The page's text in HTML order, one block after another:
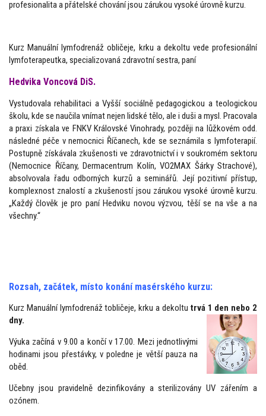
profesionalita a přátelské chování jsou zárukou vysoké úrovně kurzu.
Kurz Manuální lymfodrenáž obličeje, krku a dekoltu vede profesionální
lymfoterapeutka, specializovaná zdravotní sestra, paní
Hedvika Voncová DiS.
Vystudovala rehabilitaci a Vyšší sociálně pedagogickou a teologickou
školu, kde se naučila vnímat nejen lidské tělo, ale i duši a mysl. Pracovala
a praxi získala ve FNKV Královské Vinohrady, později na lůžkovém odd.
následné péče v nemocnici Říčanech, kde se seznámila s lymfoterapií.
Postupně získávala zkušenosti ve zdravotnictví i v soukromém sektoru
(Nemocnice Říčany, Dermacentrum Kolín, VO2MAX Šárky Strachové),
absolvovala řadu odborných kurzů a seminářů. Její pozitivní přístup,
komplexnost znalostí a zkušeností jsou zárukou vysoké úrovně kurzu.
„Každý člověk je pro paní Hedviku novou výzvou, těší se na vše a na
všechny.“
Rozsah, začátek, místo konání masérského kurzu:
Kurz Manuální lymfodrenáž tobličeje, krku a dekoltu trvá 1 den nebo 2
dny.
Výuka začíná v 9.00 a končí v 17.00. Mezi jednotlivými
hodinami jsou přestávky, v poledne je větší pauza na
oběd.
Učebny jsou pravidelně dezinfikovány a sterilizovány UV zářením a
ozónem.